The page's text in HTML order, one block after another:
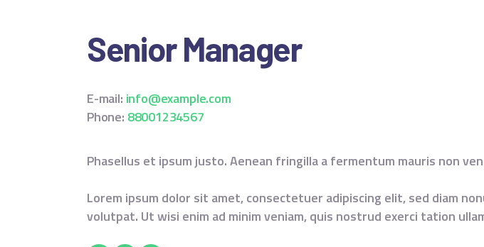
Senior Manager
E-mail: info@example.com
Phone: 88001234567
Phasellus et ipsum justo. Aenean fringilla a fermentum mauris non
Lorem ipsum dolor sit amet, consectetuer adipiscing elit, sed diam
volutpat. Ut wisi enim ad minim veniam, quis nostrud exerci tation